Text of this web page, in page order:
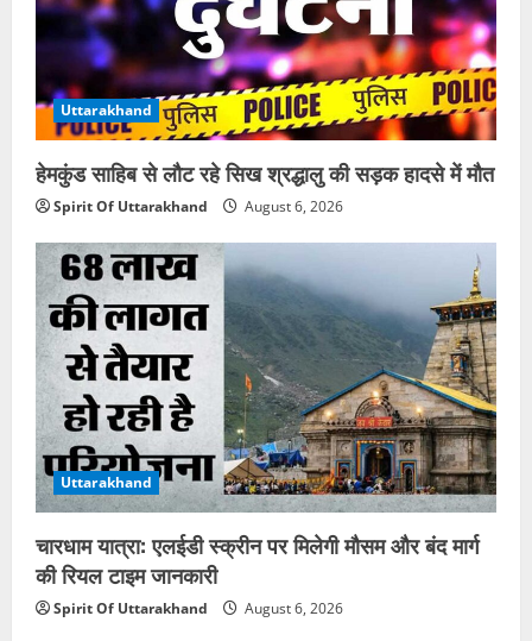
Uttarakhand
हेमकुंड साहिब से लौट रहे सिख श्रद्धालु की सड़क हादसे में मौत
Spirit Of Uttarakhand August 6, 2026
Uttarakhand
चारधाम यात्रा: एलईडी स्क्रीन पर मिलेगी मौसम और बंद मार्ग
की रियल टाइम जानकारी
Spirit Of Uttarakhand August 6, 2026